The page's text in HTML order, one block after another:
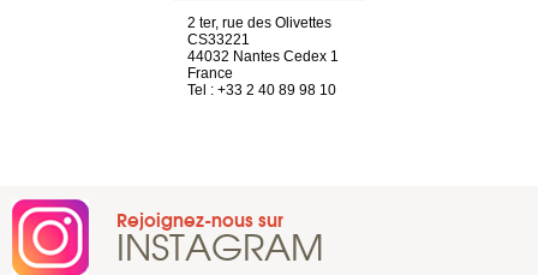
2 ter, rue des Olivettes
CS33221
44032 Nantes Cedex 1
France
Tel : +33 2 40 89 98 10
Rejoignez-nous sur
INSTAGRAM